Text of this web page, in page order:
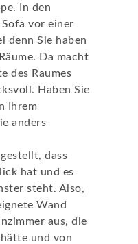
In den
vor einer
denn Sie haben
Da macht
des Raumes
Haben Sie
Ihrem
anders
dass
hat und es
steht. Also,
Wand
aus, die
und von